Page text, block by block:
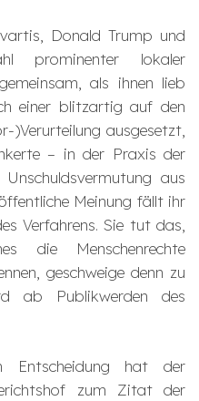
Donald Trump und
prominenter lokaler
als ihnen lieb
einer blitzartig auf den
)Verurteilung ausgesetzt,
– in der Praxis der
aus
Meinung fällt ihr
Verfahrens. Sie tut das,
die Menschenrechte
geschweige denn zu
ab Publikwerden des
Entscheidung hat der
zum Zitat der